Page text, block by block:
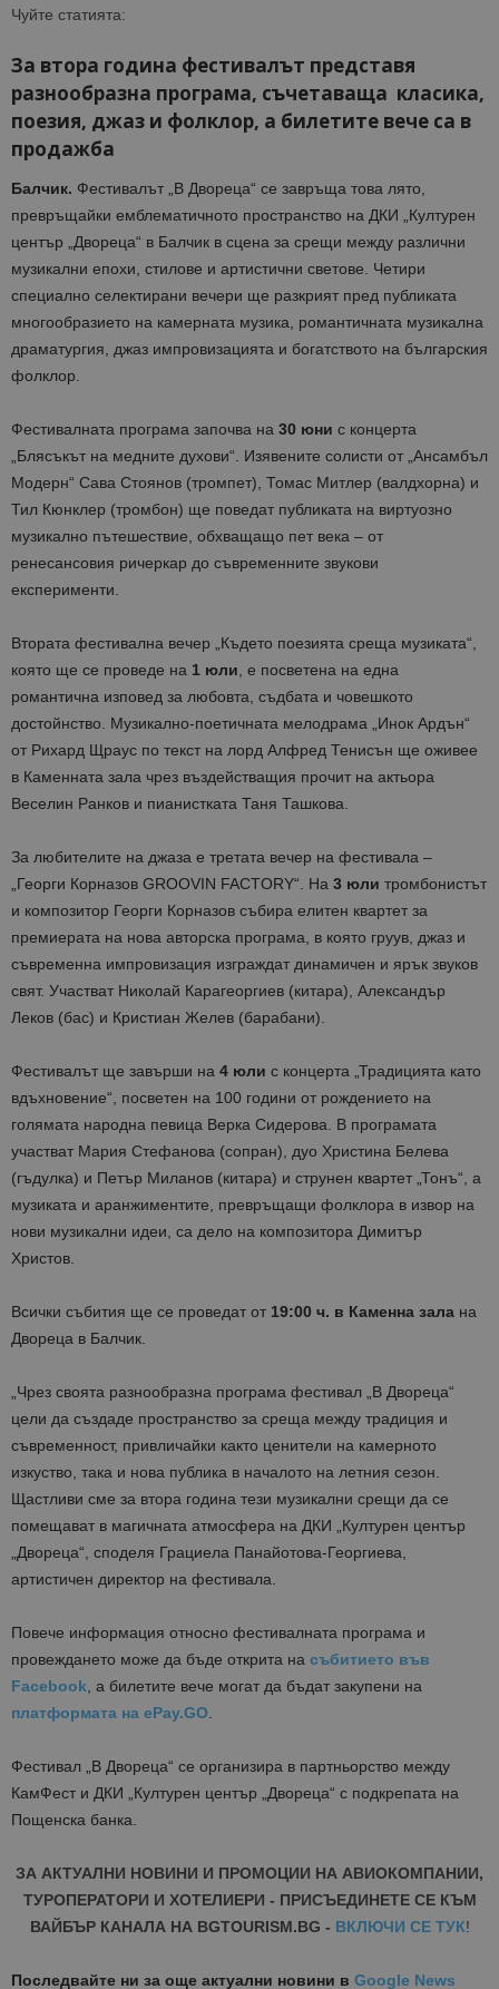
Чуйте статията:
За втора година фестивалът представя
разнообразна програма, съчетаваща класика,
поезия, джаз и фолклор, а билетите вече са в
продажба
Балчик. Фестивалът „В Двореца“ се завръща това лято,
превръщайки емблематичното пространство на ДКИ „Културен
център „Двореца“ в Балчик в сцена за срещи между различни
музикални епохи, стилове и артистични светове. Четири
специално селектирани вечери ще разкрият пред публиката
многообразието на камерната музика, романтичната музикална
драматургия, джаз импровизацията и богатството на българския
фолклор.
Фестивалната програма започва на 30 юни с концерта
„Блясъкът на медните духови“. Изявените солисти от „Ансамбъл
Модерн“ Сава Стоянов (тромпет), Томас Митлер (валдхорна) и
Тил Кюнклер (тромбон) ще поведат публиката на виртуозно
музикално пътешествие, обхващащо пет века – от
ренесансовия ричеркар до съвременните звукови
експерименти.
Втората фестивална вечер „Където поезията среща музиката“,
която ще се проведе на 1 юли , е посветена на една
романтична изповед за любовта, съдбата и човешкото
достойнство. Музикално-поетичната мелодрама „Инок Ардън“
от Рихард Щраус по текст на лорд Алфред Тенисън ще оживее
в Каменната зала чрез въздействащия прочит на актьора
Веселин Ранков и пианистката Таня Ташкова.
За любителите на джаза е третата вечер на фестивала –
„Георги Корназов GROOVIN FACTORY“. На 3 юли тромбонистът
и композитор Георги Корназов събира елитен квартет за
премиерата на нова авторска програма, в която груув, джаз и
съвременна импровизация изграждат динамичен и ярък звуков
свят. Участват Николай Карагеоргиев (китара), Александър
Леков (бас) и Кристиан Желев (барабани).
Фестивалът ще завърши на 4 юли с концерта „Традицията като
вдъхновение“, посветен на 100 години от рождението на
голямата народна певица Верка Сидерова. В програмата
участват Мария Стефанова (сопран), дуо Христина Белева
(гъдулка) и Петър Миланов (китара) и струнен квартет „Тонъ“, а
музиката и аранжиментите, превръщащи фолклора в извор на
нови музикални идеи, са дело на композитора Димитър
Христов.
Всички събития ще се проведат от 19:00 ч. в Каменна зала на
Двореца в Балчик.
„Чрез своята разнообразна програма фестивал „В Двореца“
цели да създаде пространство за среща между традиция и
съвременност, привличайки както ценители на камерното
изкуство, така и нова публика в началото на летния сезон.
Щастливи сме за втора година тези музикални срещи да се
помещават в магичната атмосфера на ДКИ „Културен център
„Двореца“, споделя Грациела Панайотова-Георгиева,
артистичен директор на фестивала.
Повече информация относно фестивалната програма и
провеждането може да бъде открита на събитието във
Facebook , а билетите вече могат да бъдат закупени на
платформата на ePay.GO
Фестивал „В Двореца“ се организира в партньорство между
КамФест и ДКИ „Културен център „Двореца“ с подкрепата на
Пощенска банка.
ЗА АКТУАЛНИ НОВИНИ И ПРОМОЦИИ НА АВИОКОМПАНИИ,
ТУРОПЕРАТОРИ И ХОТЕЛИЕРИ - ПРИСЪЕДИНЕТЕ СЕ КЪМ
ВАЙБЪР КАНАЛА НА BGTOURISM.BG - ВКЛЮЧИ СЕ ТУК!
Последвайте ни за още актуални новини в Google News